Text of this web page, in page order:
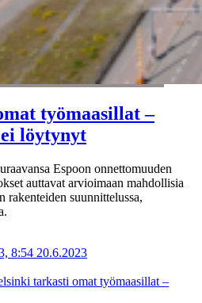
työmaasillat –
löytynyt
Espoon onnettomuuden
auttavat arvioimaan mahdollisia
rakenteiden suunnittelussa,
8:54 20.6.2023
tarkasti omat työmaasillat –